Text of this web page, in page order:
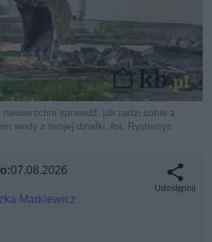
nawierzchni sprawdź, jak radzi sobie z
wody z twojej działki, fot. Rystemys
07.08.2026
Markiewicz
Udostępnij